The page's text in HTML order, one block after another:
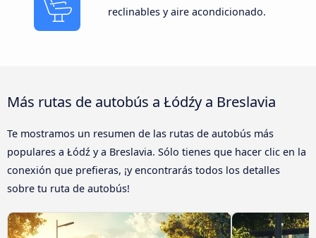
reclinables y aire acondicionado.
Más rutas de autobús a Łódźy a Breslavia
Te mostramos un resumen de las rutas de autobús más
populares a Łódź y a Breslavia. Sólo tienes que hacer clic en la
conexión que prefieras, ¡y encontrarás todos los detalles
sobre tu ruta de autobús!